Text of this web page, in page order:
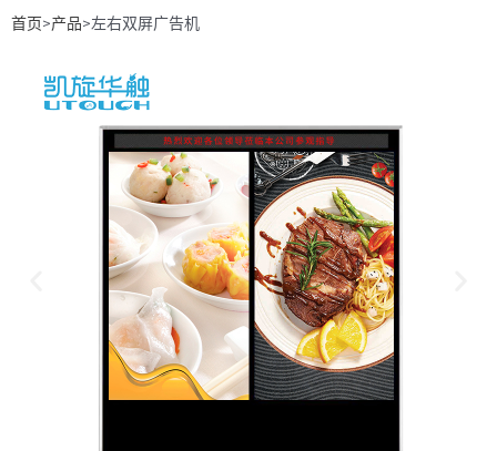
首页>产品>左右双屏广告机